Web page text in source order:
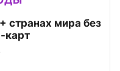
странах мира без
карт